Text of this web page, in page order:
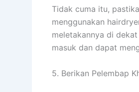
Tidak cuma itu,
menggunakan
meletakannya di
masuk dan dapat
5. Berikan Pelembap